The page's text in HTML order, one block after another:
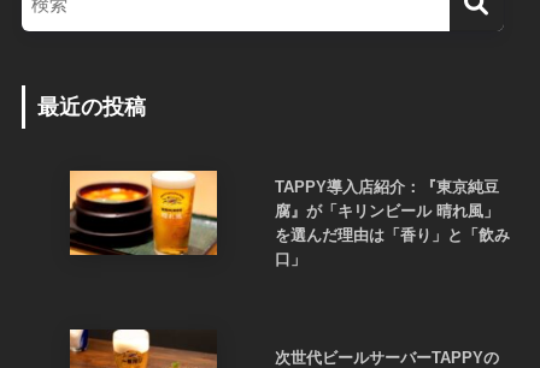
最近の投稿
TAPPY導入店紹介：『東京純豆
腐』が「キリンビール 晴れ風」
を選んだ理由は「香り」と「飲み
口」
次世代ビールサーバーTAPPYの